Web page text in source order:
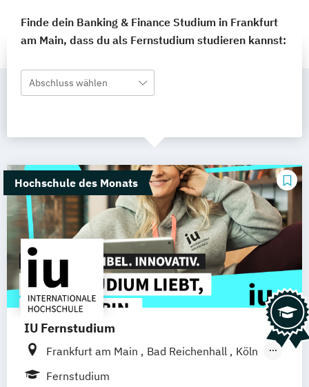
Finde dein Banking & Finance Studium in Frankfurt
am Main, dass du als Fernstudium studieren kannst:
Abschluss wählen
Hochschule des Monats
IU Fernstudium
Frankfurt am Main Bad Reichenhall
Köln
Rostock
Fernstudium